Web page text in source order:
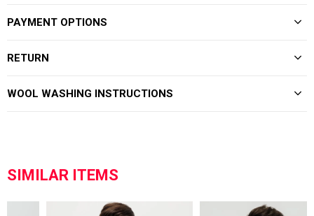
PAYMENT OPTIONS
RETURN
WOOL WASHING INSTRUCTIONS
SIMILAR ITEMS